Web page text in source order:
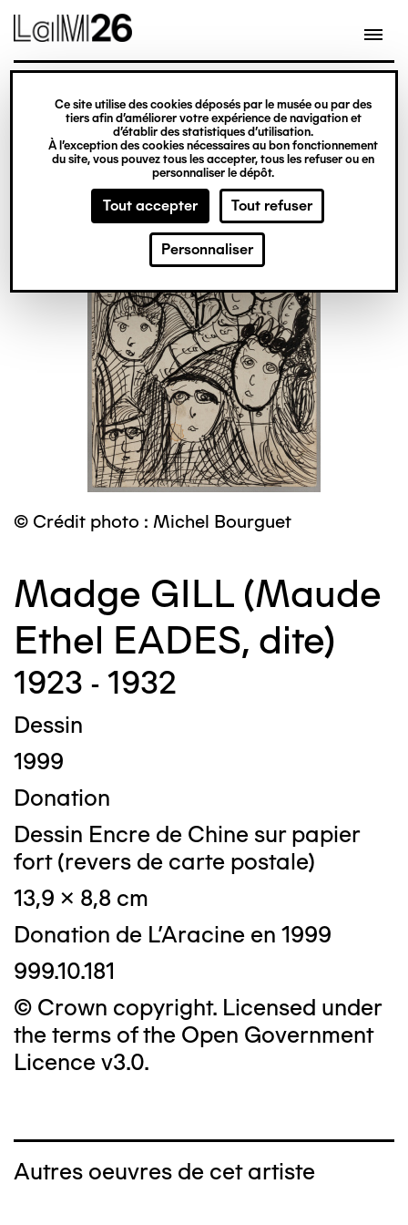
Gestion des cookies
Ce site utilise des cookies déposés par le musée ou par des
tiers afin d’améliorer votre expérience de navigation et
d’établir des statistiques d’utilisation.
À l’exception des cookies nécessaires au bon fonctionnement
du site, vous pouvez tous les accepter, tous les refuser ou en
personnaliser le dépôt.
Tout accepter Tout refuser
Personnaliser
contenu
© Crédit photo : Michel Bourguet
Madge GILL (Maude
Ethel EADES, dite)
1923 - 1932
Dessin
1999
Donation
Dessin Encre de Chine sur papier
fort (revers de carte postale)
13,9 x 8,8 cm
Donation de L'Aracine en 1999
999.10.181
© Crown copyright. Licensed under
the terms of the Open Government
Licence v3.0.
Autres oeuvres de cet artiste